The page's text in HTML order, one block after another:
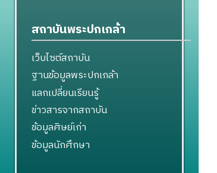
สถาบันพระปกเกล้า
เว็บไซต์สถาบัน
ฐานข้อมูลพระปกเกล้า
แลกเปลี่ยนเรียนรู้
ข่าวสารจากสถาบัน
ข้อมูลศิษย์เก่า
ข้อมูลนักศึกษา